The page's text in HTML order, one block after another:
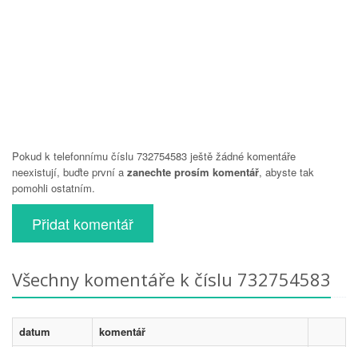
Pokud k telefonnímu číslu 732754583 ještě žádné komentáře
neexistují, buďte první a zanechte prosím komentář, abyste tak
pomohli ostatním.
Přidat komentář
Všechny komentáře k číslu 732754583
datum
komentář